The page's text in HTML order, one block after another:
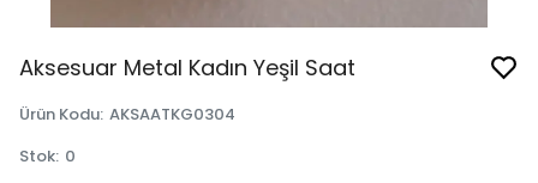
Aksesuar Metal Kadın Yeşil Saat
Ürün Kodu: AKSAATKG0304
Stok: 0